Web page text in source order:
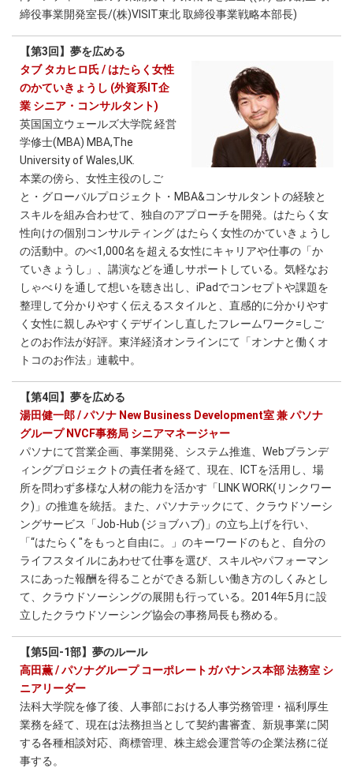
締役事業開発室長/(株)VISIT東北 取締役事業戦略本部長)
【第3回】夢を広める
タブ タカヒロ氏 / はたらく女性
のかていきょうし (外資系IT企
業 シニア・コンサルタント)
英国国立ウェールズ大学院 経営
学修士(MBA) MBA,The
University of Wales,UK.
本業の傍ら、女性主役のしご
と・グローバルプロジェクト・MBA&コンサルタントの経験と
スキルを組み合わせて、独自のアプローチを開発。はたらく女
性向けの個別コンサルティング はたらく女性のかていきょうし
の活動中。のべ1,000名を超える女性にキャリアや仕事の「か
ていきょうし」、講演などを通しサポートしている。気軽なお
しゃべりを通して想いを聴き出し、iPadでコンセプトや課題を
整理して分かりやすく伝えるスタイルと、直感的に分かりやす
く女性に親しみやすくデザインし直したフレームワーク=しご
とのお作法が好評。東洋経済オンラインにて「オンナと働くオ
トコのお作法」連載中。
【第4回】夢を広める
湯田健一郎 / パソナ New Business Development室 兼 パソナ
グループ NVCF事務局 シニアマネージャー
パソナにて営業企画、事業開発、システム推進、Webブランデ
ィングプロジェクトの責任者を経て、現在、ICTを活用し、場
所を問わず多様な人材の能力を活かす「LINK WORK(リンクワー
ク)」の推進を統括。また、パソナテックにて、クラウドソーシ
ングサービス「Job-Hub (ジョブハブ)」の立ち上げを行い、
「“はたらく"をもっと自由に。」のキーワードのもと、自分の
ライフスタイルにあわせて仕事を選び、スキルやパフォーマン
スにあった報酬を得ることができる新しい働き方のしくみとし
て、クラウドソーシングの展開も行っている。2014年5月に設
立したクラウドソーシング協会の事務局長も務める。
【第5回-1部】夢のルール
高田薫 / パソナグループ コーポレートガバナンス本部 法務室 シ
ニアリーダー
法科大学院を修了後、人事部における人事労務管理・福利厚生
業務を経て、現在は法務担当として契約書審査、新規事業に関
する各種相談対応、商標管理、株主総会運営等の企業法務に従
事する。